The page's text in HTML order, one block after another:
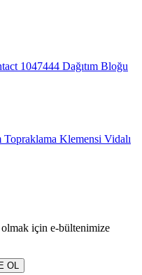
1047444 Dağıtım Bloğu
Klemensi Vidalı
için e-bültenimize
OL